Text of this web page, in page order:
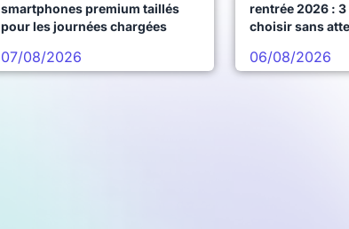
smartphones premium taillés
pour les journées chargées
07/08/2026
rentrée 2026 : 3
choisir sans
06/08/2026